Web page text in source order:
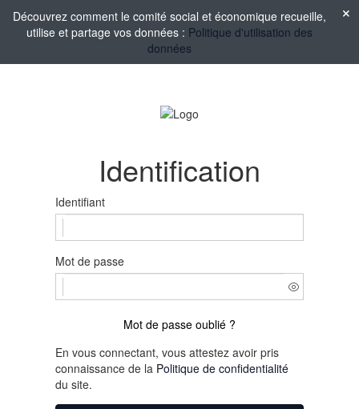
Découvrez comment le comité social et économique recueille,
utilise et partage vos données : Politique d'utilisation des
données
Identification
Identifiant
Mot de passe
Mot de passe oublié ?
En vous connectant, vous attestez avoir pris
connaissance de la Politique de confidentialité
du site.